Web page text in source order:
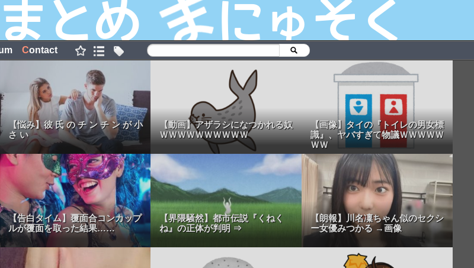
Contact
【悩み】彼 氏 の チ ン チ ン が 小
さ い
【動画】アザラシになつかれる奴
ＷＷＷＷＷＷＷＷＷＷ
【画像】タイの『トイレの男女標
識』、ヤバすぎて物議ＷＷＷＷＷ
ＷＷ
【告白タイム】覆面合コンカップ
ルが覆面を取った結果……
【界隈騒然】都市伝説『くねく
ね』の正体が判明 ⇒
【朗報】川名凜ちゃん似のセクシ
ー女優みつかる →画像